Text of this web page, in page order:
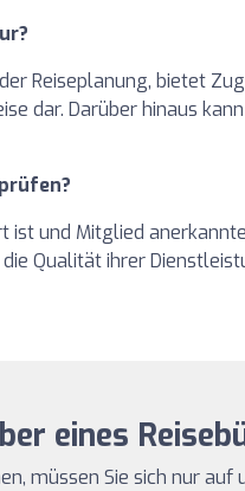
Reiseplanung, bietet
dar. Darüber hinaus
und Mitglied
Qualität ihrer
eines
müssen Sie sich nur auf